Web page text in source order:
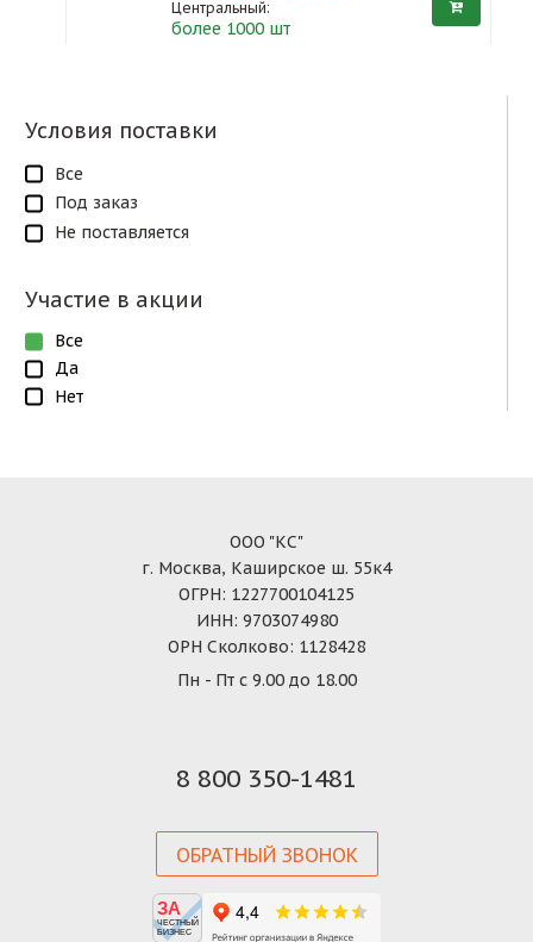
Условия поставки
Все
Под заказ
Не поставляется
Участие в акции
Все
Да
Нет
Центральный:
более 1000 шт
ООО "КС"
г. Москва, Каширское ш. 55к4
ОГРН: 1227700104125
ИНН: 9703074980
ОРН Сколково: 1128428
Пн - Пт с 9.00 до 18.00
8 800 350-1481
ОБРАТНЫЙ ЗВОНОК
ЗА
ЧЕСТНЫЙ
БИЗНЕС